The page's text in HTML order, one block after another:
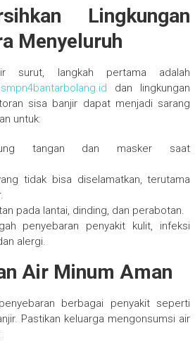
Lingkungan
Menyeluruh
surut, langkah pertama adalah
smpn4bantarbolang.id dan lingkungan
sisa banjir dapat menjadi sarang
untuk:
tangan dan masker saat
tidak bisa diselamatkan, terutama
pada lantai, dinding, dan perabotan.
penyebaran penyakit kulit, infeksi
alergi.
Air Minum Aman
berbagai penyakit seperti
Pastikan keluarga mengonsumsi air